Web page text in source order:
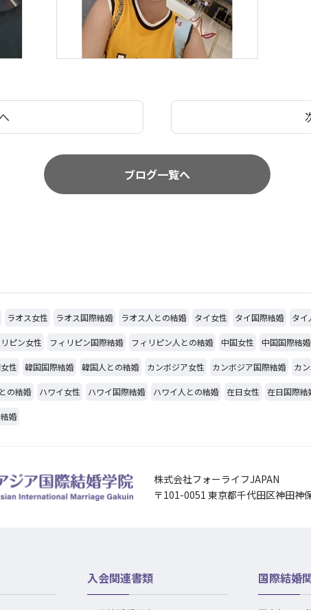
ブログ一覧へ
ラオス女性 ラオス国際結婚 ラオス人との結婚 タイ女性 タイ国際結婚 タイ
ピン女性 フィリピン国際結婚 フィリピン人との結婚 中国女性 中国国際結婚
性 韓国国際結婚 韓国人との結婚 カンボジア女性 カンボジア国際結婚 カ
の結婚 ハワイ女性 ハワイ国際結婚 ハワイ人との結婚 在日女性 在日国際結
婚
株式会社フォーライフJAPAN
〒101-0051 東京都千代田区神田神
入会関連書類 国際結婚